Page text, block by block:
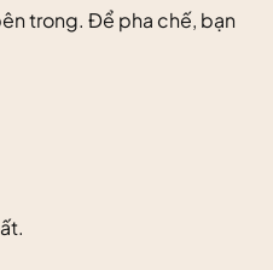
trong. Để pha chế, bạn